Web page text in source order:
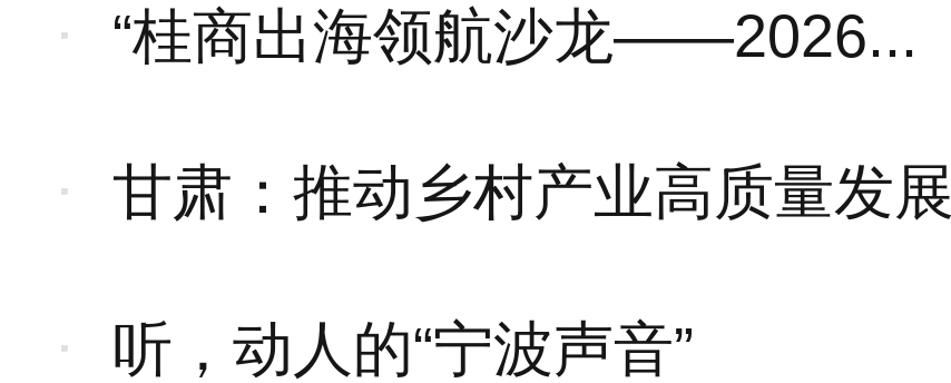
“桂商出海领航沙龙——2026...
甘肃：推动乡村产业高质量发展
听，动人的“宁波声音”